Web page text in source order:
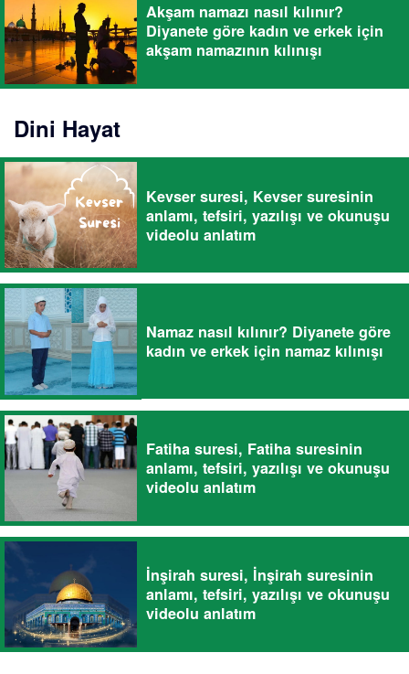
Akşam namazı nasıl kılınır?
Diyanete göre kadın ve erkek için
akşam namazının kılınışı
Dini Hayat
Kevser suresi, Kevser suresinin
anlamı, tefsiri, yazılışı ve okunuşu
videolu anlatım
Namaz nasıl kılınır? Diyanete göre
kadın ve erkek için namaz kılınışı
Fatiha suresi, Fatiha suresinin
anlamı, tefsiri, yazılışı ve okunuşu
videolu anlatım
İnşirah suresi, İnşirah suresinin
anlamı, tefsiri, yazılışı ve okunuşu
videolu anlatım